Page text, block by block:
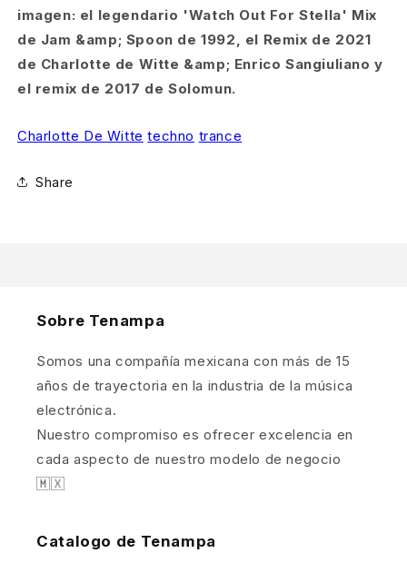
imagen: el legendario 'Watch Out For Stella' Mix
de Jam &amp; Spoon de 1992, el Remix de 2021
de Charlotte de Witte &amp; Enrico Sangiuliano y
el remix de 2017 de Solomun.
Charlotte De Witte techno trance
Share
Sobre Tenampa
Somos una compañía mexicana con más de 15
años de trayectoria en la industria de la música
electrónica.
Nuestro compromiso es ofrecer excelencia en
cada aspecto de nuestro modelo de negocio
🇲🇽
Catalogo de Tenampa